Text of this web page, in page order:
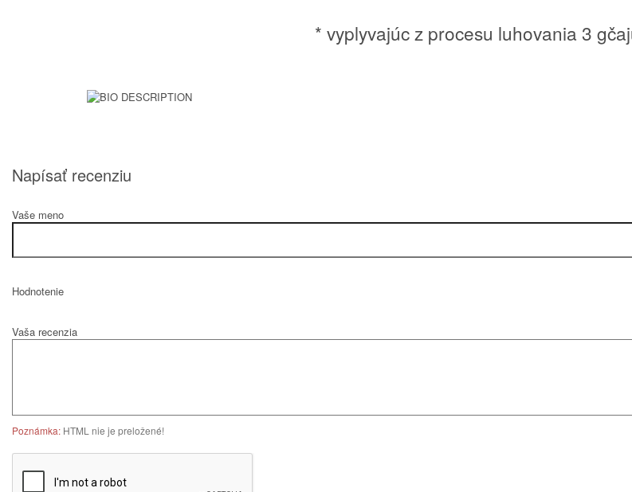
* vyplyvajúc z procesu luhovania 3
Napísať recenziu
Vaše meno
Hodnotenie
Vaša recenzia
Poznámka: HTML nie je preložené!